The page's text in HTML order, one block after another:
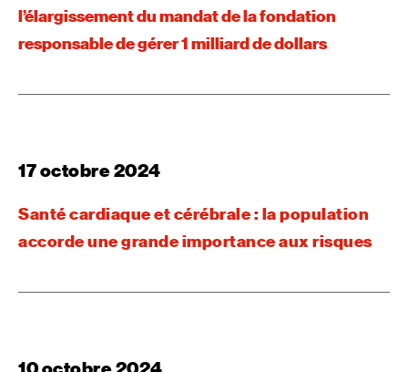
l’élargissement du mandat de la fondation
responsable de gérer 1 milliard de dollars
17 octobre 2024
Santé cardiaque et cérébrale : la population
accorde une grande importance aux risques